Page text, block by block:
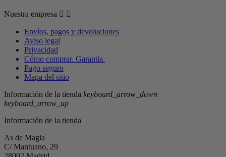
Nuestra empresa  
Envíos, pagos y devoluciones
Aviso legal
Privacidad
Cómo comprar. Garantía.
Pago seguro
Mapa del sitio
Información de la tienda keyboard_arrow_down
keyboard_arrow_up
Información de la tienda
As de Magia
C/ Mantuano, 29